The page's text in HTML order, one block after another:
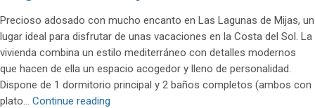
de
Mijas
(Alquiler
larga
temporada)
Precioso adosado con mucho encanto en Las Lagunas de Mijas, un
lugar ideal para disfrutar de unas vacaciones en la Costa del Sol. La
vivienda combina un estilo mediterráneo con detalles modernos
que hacen de ella un espacio acogedor y lleno de personalidad.
Dispone de 1 dormitorio principal y 2 baños completos (ambos con
plato… Continue reading